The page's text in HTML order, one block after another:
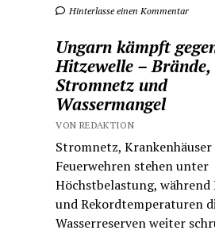
Hinterlasse einen Kommentar
Ungarn kämpft
Hitzewelle – Brände,
Stromnetz und
Wassermangel
VON REDAKTION
Stromnetz,
Feuerwehren stehen unter
Höchstbelastung, während
und Rekordtemperaturen
Wasserreserven weiter